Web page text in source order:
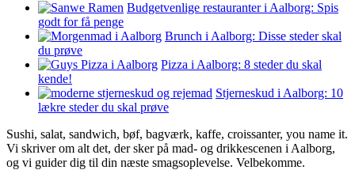
Budgetvenlige restauranter i Aalborg: Spis
godt for få penge
Brunch i Aalborg: Disse steder skal
du prøve
Pizza i Aalborg: 8 steder du skal
kende!
Stjerneskud i Aalborg: 10
lækre steder du skal prøve
Sushi, salat, sandwich, bøf, bagværk, kaffe, croissanter, you name it.
Vi skriver om alt det, der sker på mad- og drikkescenen i Aalborg,
og vi guider dig til din næste smagsoplevelse. Velbekomme.